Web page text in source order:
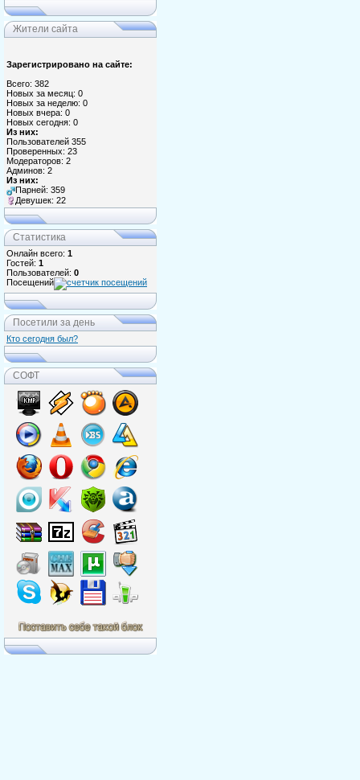
Жители сайта
Зарегистрировано на сайте:
Всего: 382
Новых за месяц: 0
Новых за неделю: 0
Новых вчера: 0
Новых сегодня: 0
Из них:
Пользователей 355
Проверенных: 23
Модераторов: 2
Админов: 2
Из них:
Парней: 359
Девушек: 22
Статистика
Онлайн всего: 1
Гостей: 1
Пользователей: 0
Посещений
Посетили за день
Кто сегодня был?
СОФТ